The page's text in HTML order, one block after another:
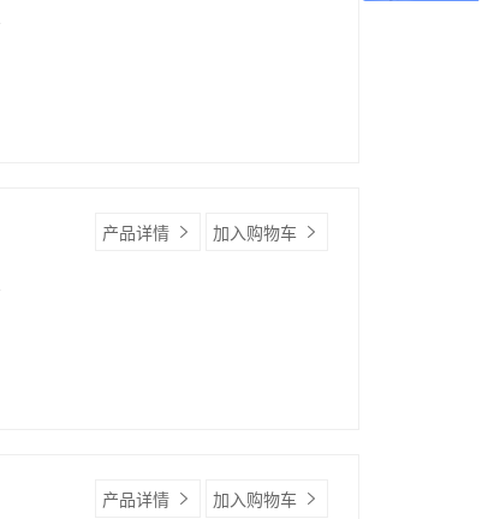
产品详情 加入购物车
产品详情 加入购物车